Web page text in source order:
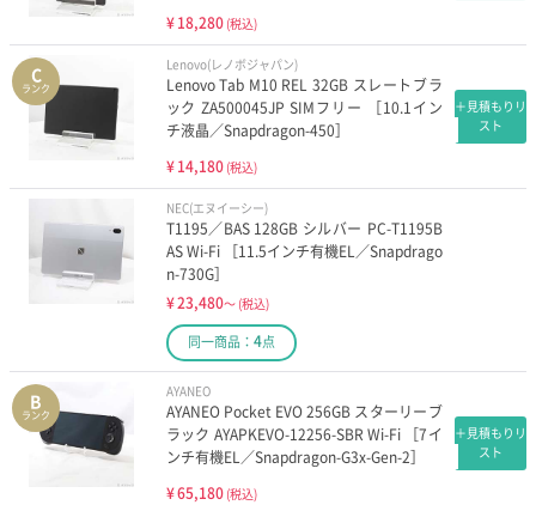
¥18,280 (税込)
C
ランク
Lenovo(レノボジャパン)
Lenovo Tab M10 REL 32GB スレートブラ
ック ZA500045JP SIMフリー ［10.1イン
チ液晶／Snapdragon-450］
¥14,180 (税込)
＋見積もりリ
スト
NEC(エヌイーシー)
T1195／BAS 128GB シルバー PC-T1195B
AS Wi-Fi ［11.5インチ有機EL／Snapdrago
n-730G］
¥23,480～ (税込)
同一商品： 4点
B
ランク
AYANEO
AYANEO Pocket EVO 256GB スターリーブ
ラック AYAPKEVO-12256-SBR Wi-Fi ［7イ
ンチ有機EL／Snapdragon-G3x-Gen-2］
¥65,180 (税込)
＋見積もりリ
スト